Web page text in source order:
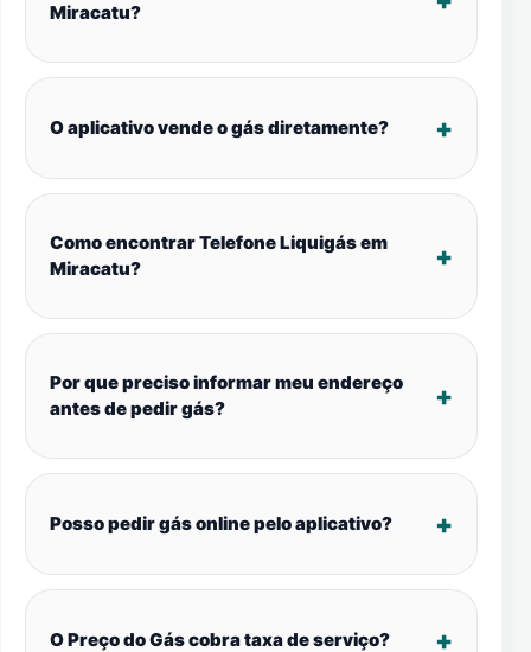
Miracatu?
O aplicativo vende o gás diretamente?
Como encontrar Telefone Liquigás em
Miracatu?
Por que preciso informar meu endereço
antes de pedir gás?
Posso pedir gás online pelo aplicativo?
O Preço do Gás cobra taxa de serviço?